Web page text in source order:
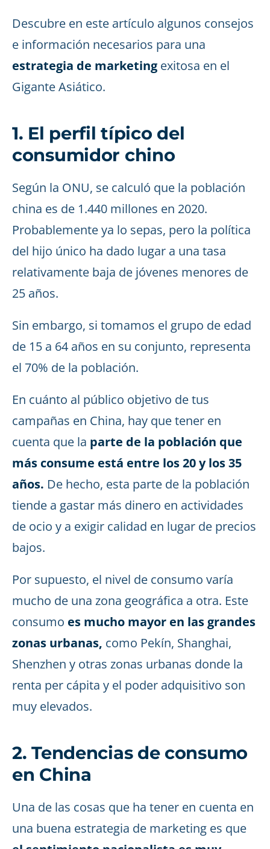
Descubre en este artículo algunos consejos
e información necesarios para una
estrategia de marketing exitosa en el
Gigante Asiático.
1. El perfil típico del
consumidor chino
Según la ONU, se calculó que la población
china es de 1.440 millones en 2020.
Probablemente ya lo sepas, pero la política
del hijo único ha dado lugar a una tasa
relativamente baja de jóvenes menores de
25 años.
Sin embargo, si tomamos el grupo de edad
de 15 a 64 años en su conjunto, representa
el 70% de la población.
En cuánto al público objetivo de tus
campañas en China, hay que tener en
cuenta que la parte de la población que
más consume está entre los 20 y los 35
años. De hecho, esta parte de la población
tiende a gastar más dinero en actividades
de ocio y a exigir calidad en lugar de precios
bajos.
Por supuesto, el nivel de consumo varía
mucho de una zona geográfica a otra. Este
consumo es mucho mayor en las grandes
zonas urbanas, como Pekín, Shanghai,
Shenzhen y otras zonas urbanas donde la
renta per cápita y el poder adquisitivo son
muy elevados.
2. Tendencias de consumo
en China
Una de las cosas que ha tener en cuenta en
una buena estrategia de marketing es que